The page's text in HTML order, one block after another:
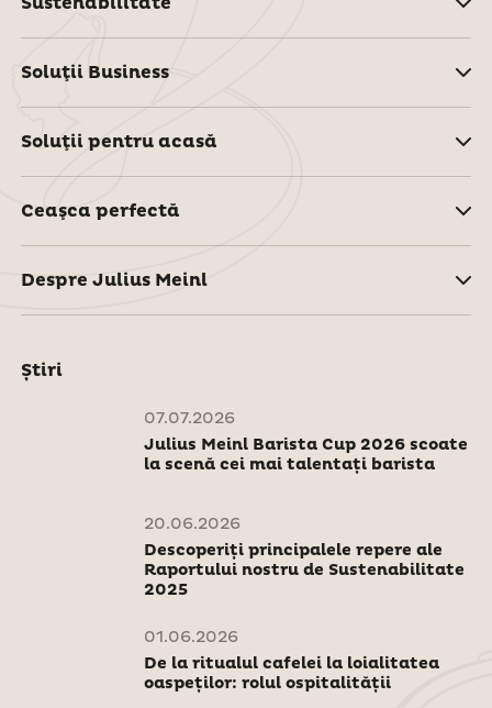
Soluţii Business
Soluţii pentru acasă
Ceaşca perfectă
Despre Julius Meinl
Știri
07.07.2026
Julius Meinl Barista Cup 2026 scoate
la scenă cei mai talentați barista
20.06.2026
Descoperiți principalele repere ale
Raportului nostru de Sustenabilitate
2025
01.06.2026
De la ritualul cafelei la loialitatea
oaspeților: rolul ospitalității